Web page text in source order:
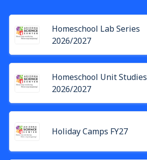
Homeschool Lab Series
2026/2027
Homeschool Unit Studies
2026/2027
Holiday Camps FY27